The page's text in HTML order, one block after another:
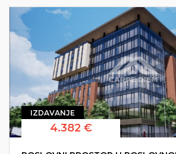
IZDAVANJE
4.382 €